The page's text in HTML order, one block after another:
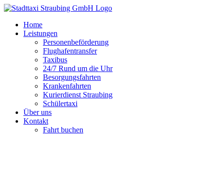
Zum
springenHome
Leistungen
Personenbeförderung
Flughafentransfer
Taxibus
24/7 Rund um die Uhr
Besorgungsfahrten
Krankenfahrten
Kurierdienst Straubing
Schülertaxi
Über uns
Kontakt
Fahrt buchen